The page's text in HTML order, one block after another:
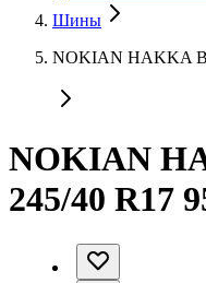
Шины
NOKIAN HAKKA
NOKIAN
245/40 R17